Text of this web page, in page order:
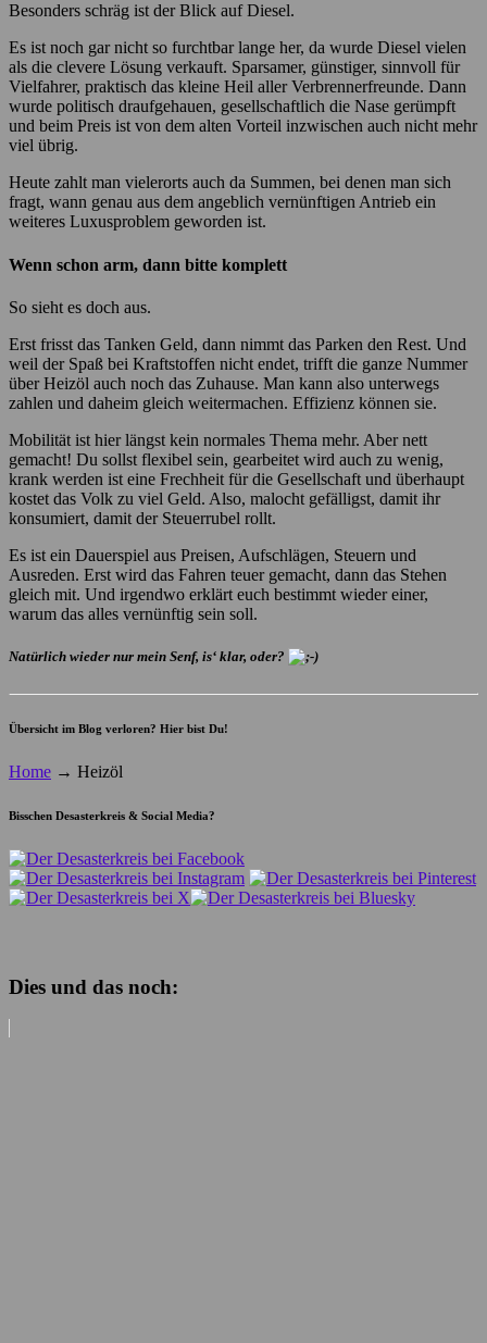
Besonders schräg ist der Blick auf Diesel.
Es ist noch gar nicht so furchtbar lange her, da wurde Diesel vielen
als die clevere Lösung verkauft. Sparsamer, günstiger, sinnvoll für
Vielfahrer, praktisch das kleine Heil aller Verbrennerfreunde. Dann
wurde politisch draufgehauen, gesellschaftlich die Nase gerümpft
und beim Preis ist von dem alten Vorteil inzwischen auch nicht mehr
viel übrig.
Heute zahlt man vielerorts auch da Summen, bei denen man sich
fragt, wann genau aus dem angeblich vernünftigen Antrieb ein
weiteres Luxusproblem geworden ist.
Wenn schon arm, dann bitte komplett
So sieht es doch aus.
Erst frisst das Tanken Geld, dann nimmt das Parken den Rest. Und
weil der Spaß bei Kraftstoffen nicht endet, trifft die ganze Nummer
über Heizöl auch noch das Zuhause. Man kann also unterwegs
zahlen und daheim gleich weitermachen. Effizienz können sie.
Mobilität ist hier längst kein normales Thema mehr. Aber nett
gemacht! Du sollst flexibel sein, gearbeitet wird auch zu wenig,
krank werden ist eine Frechheit für die Gesellschaft und überhaupt
kostet das Volk zu viel Geld. Also, malocht gefälligst, damit ihr
konsumiert, damit der Steuerrubel rollt.
Es ist ein Dauerspiel aus Preisen, Aufschlägen, Steuern und
Ausreden. Erst wird das Fahren teuer gemacht, dann das Stehen
gleich mit. Und irgendwo erklärt euch bestimmt wieder einer,
warum das alles vernünftig sein soll.
Natürlich wieder nur mein Senf, is‘ klar, oder?
Übersicht im Blog verloren? Hier bist Du!
Home → Heizöl
Bisschen Desasterkreis & Social Media?
Dies und das noch: